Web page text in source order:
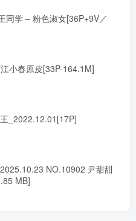
同学 – 粉色淑女[36P+9V／
小春原皮[33P-164.1M]
_2022.12.01[17P]
NO.10902 尹甜甜
MB]